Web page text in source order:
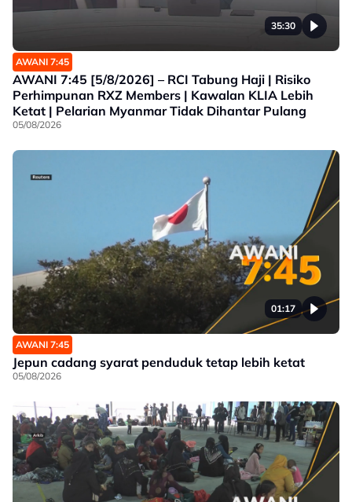
35:30
AWANI 7:45
AWANI 7:45 [5/8/2026] – RCI Tabung Haji | Risiko
Perhimpunan RXZ Members | Kawalan KLIA Lebih
Ketat | Pelarian Myanmar Tidak Dihantar Pulang
05/08/2026
01:17
AWANI 7:45
Jepun cadang syarat penduduk tetap lebih ketat
05/08/2026